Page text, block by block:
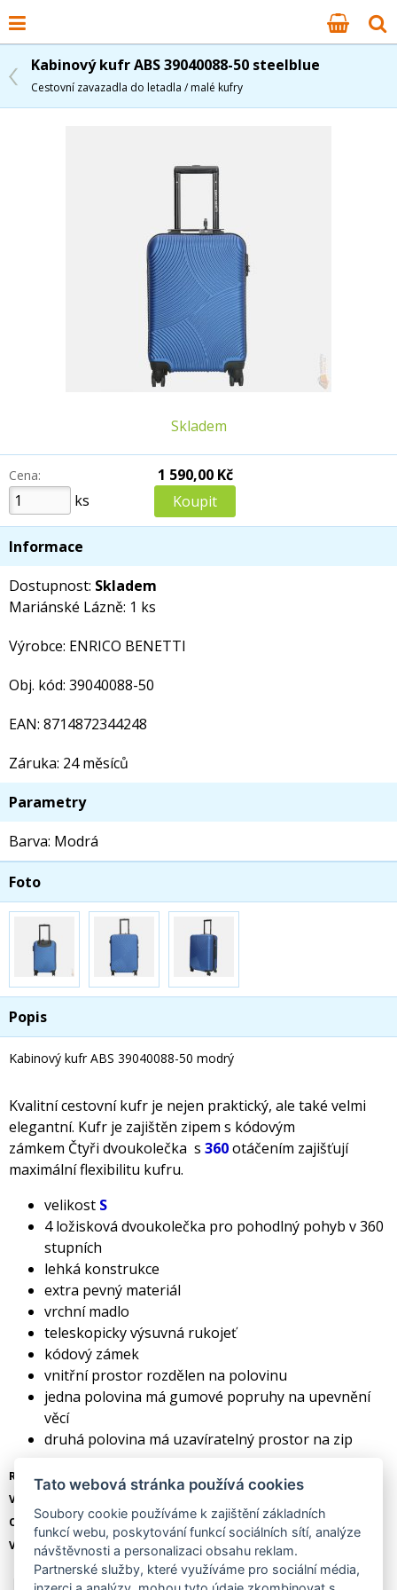
Kabinový kufr ABS 39040088-50 steelblue
Cestovní zavazadla do letadla / malé kufry
Skladem
Cena:
ks
1 590,00 Kč
Informace
Dostupnost: Skladem
Mariánské Lázně: 1 ks
Výrobce: ENRICO BENETTI
Obj. kód: 39040088-50
EAN: 8714872344248
Záruka: 24 měsíců
Parametry
Barva: Modrá
Foto
Popis
Kabinový kufr ABS 39040088-50 modrý
Kvalitní cestovní kufr je nejen praktický, ale také velmi
elegantní. Kufr je zajištěn zipem s kódovým
zámkem Čtyři dvoukolečka s 360otáčením zajišťují
maximální flexibilitu kufru.
velikost S
4 ložisková dvoukolečka pro pohodlný pohyb v 360
stupních
lehká konstrukce
extra pevný materiál
vrchní madlo
teleskopicky výsuvná rukojeť
kódový zámek
vnitřní prostor rozdělen na polovinu
jedna polovina má gumové popruhy na upevnění
věcí
druhá polovina má uzavíratelný prostor na zip
Rozměry: 54 x 35 x 23 cm - včetně koleček
Vnitřní rozměry: 47 x 34 x 22 cm
Objem: 35 L
Váha: 2,4 kg
Tato webová stránka používá cookies
Soubory cookie používáme k zajištění základních
funkcí webu, poskytování funkcí sociálních sítí, analýze
návštěvnosti a personalizaci obsahu reklam.
Partnerské služby, které využíváme pro sociální média,